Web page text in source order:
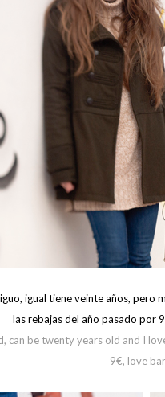
igual tiene veinte años, pero
las rebajas del año pasado por
can be twenty years old and I
9€, love